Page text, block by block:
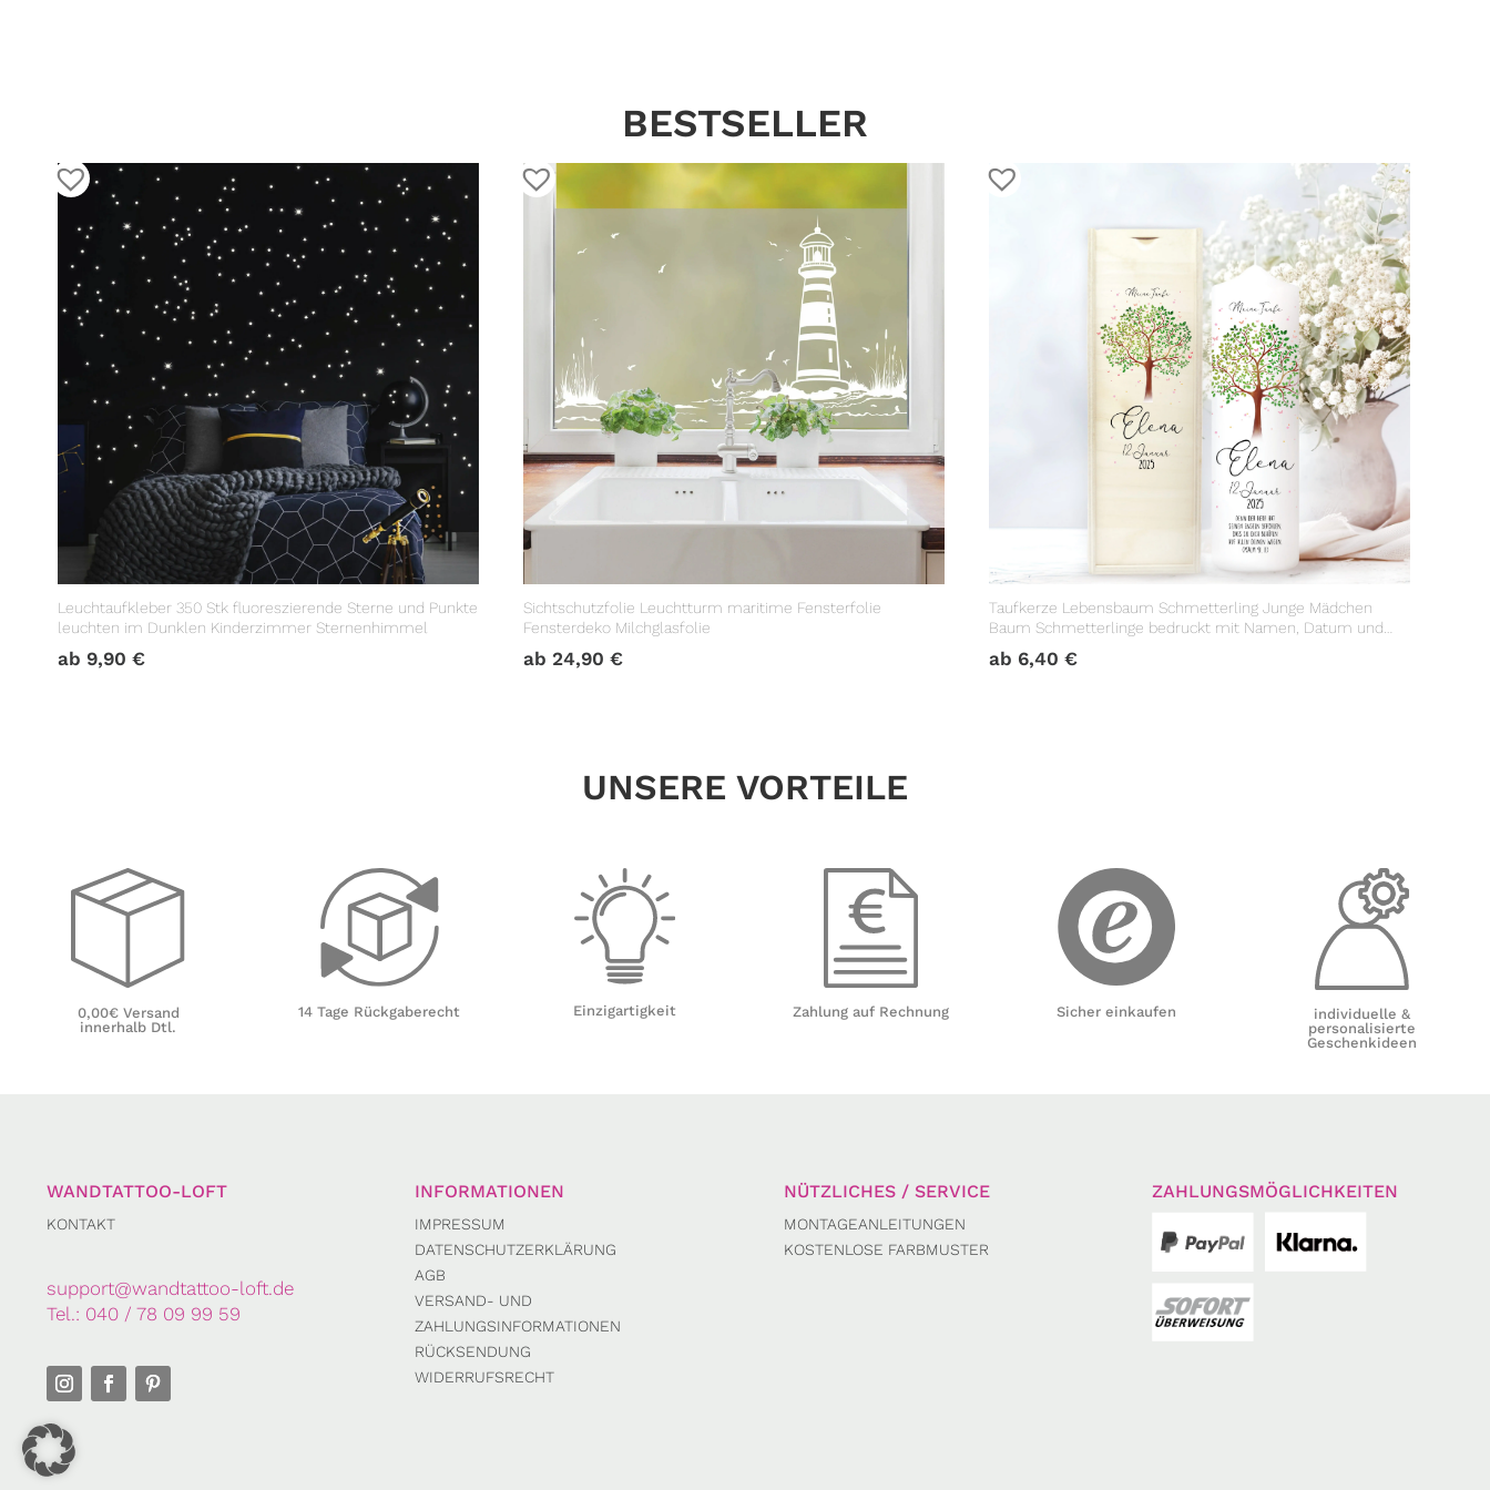
BESTSELLER
Leuchtaufkleber 350 Stk fluoreszierende Sterne und Punkte
leuchten im Dunklen Kinderzimmer Sternenhimmel
ab 9,90 €
Sichtschutzfolie Leuchtturm maritime Fensterfolie
Fensterdeko Milchglasfolie
ab 24,90 €
Taufkerze Lebensbaum Schmetterling Junge Mädchen
Baum Schmetterlinge bedruckt mit Namen, Datum und
Taufspruch
ab 6,40 €
UNSERE VORTEILE
0,00€ Versand
innerhalb Dtl.
14 Tage Rückgaberecht Einzigartigkeit Zahlung auf Rechnung Sicher einkaufen
individuelle &
personalisierte
Geschenkideen
WANDTATTOO-LOFT
KONTAKT
support@wandtattoo-loft.de
Tel.: 040 / 78 09 99 59
INFORMATIONEN
IMPRESSUM
DATENSCHUTZERKLÄRUNG
AGB
VERSAND- UND
ZAHLUNGSINFORMATIONEN
RÜCKSENDUNG
WIDERRUFSRECHT
NÜTZLICHES / SERVICE
MONTAGEANLEITUNGEN
KOSTENLOSE FARBMUSTER
ZAHLUNGSMÖGLICHKEITEN